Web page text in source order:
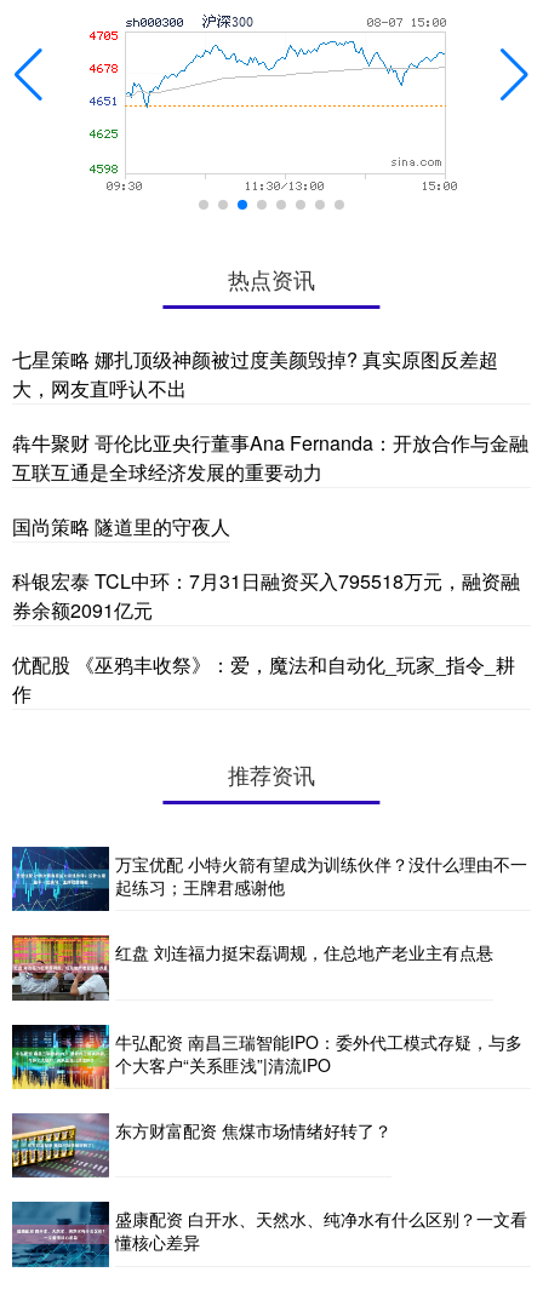
热点资讯
七星策略 娜扎顶级神颜被过度美颜毁掉? 真实原图反差超
大，网友直呼认不出
犇牛聚财 哥伦比亚央行董事Ana Fernanda：开放合作与金融
互联互通是全球经济发展的重要动力
国尚策略 隧道里的守夜人
科银宏泰 TCL中环：7月31日融资买入795518万元，融资融
券余额2091亿元
优配股 《巫鸦丰收祭》：爱，魔法和自动化_玩家_指令_耕
作
推荐资讯
万宝优配 小特火箭有望成为训练伙伴？没什么理由不一
起练习；王牌君感谢他
红盘 刘连福力挺宋磊调规，住总地产老业主有点悬
牛弘配资 南昌三瑞智能IPO：委外代工模式存疑，与多
个大客户“关系匪浅”|清流IPO
东方财富配资 焦煤市场情绪好转了？
盛康配资 白开水、天然水、纯净水有什么区别？一文看
懂核心差异